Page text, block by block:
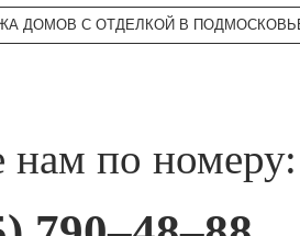
ДОМОВ С ОТДЕЛКОЙ В
нам по номеру: